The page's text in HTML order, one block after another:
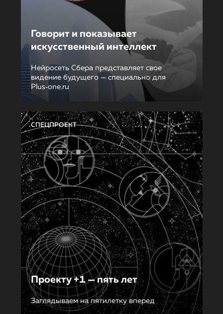
Говорит и показывает
искусственный интеллект
Нейросеть Сбера представляет свое
видение будущего — специально для
Plus‑one.ru
СПЕЦПРОЕКТ
Проекту +1 — пять лет
Заглядываем на пятилетку вперед